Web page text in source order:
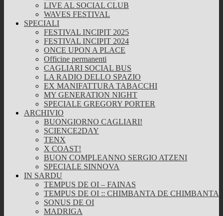
LIVE AL SOCIAL CLUB
WAVES FESTIVAL
SPECIALI
FESTIVAL INCIPIT 2025
FESTIVAL INCIPIT 2024
ONCE UPON A PLACE
Officine permanenti
CAGLIARI SOCIAL BUS
LA RADIO DELLO SPAZIO
EX MANIFATTURA TABACCHI
MY GENERATION NIGHT
SPECIALE GREGORY PORTER
ARCHIVIO
BUONGIORNO CAGLIARI!
SCIENCE2DAY
TENX
X COAST!
BUON COMPLEANNO SERGIO ATZENI
SPECIALE SINNOVA
IN SARDU
TEMPUS DE OI – FAINAS
TEMPUS DE OI :: CHIMBANTA DE CHIMBANTA
SONUS DE OI
MADRIGA